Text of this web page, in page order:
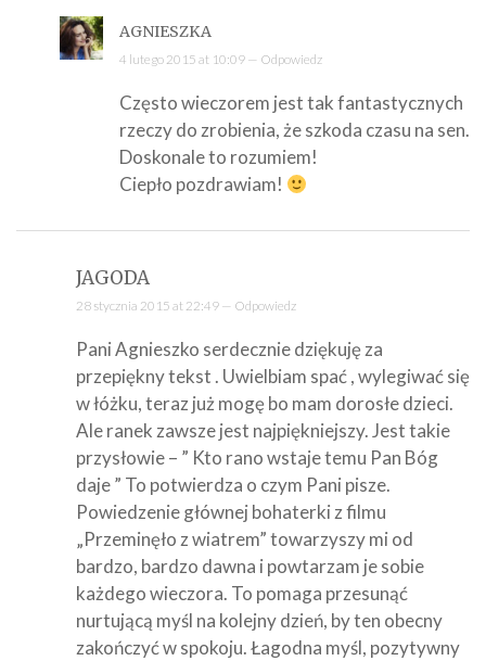
AGNIESZKA
4 lutego 2015 at 10:09 — Odpowiedz
Często wieczorem jest tak fantastycznych
rzeczy do zrobienia, że szkoda czasu na sen.
Doskonale to rozumiem!
Ciepło pozdrawiam!
JAGODA
28 stycznia 2015 at 22:49 — Odpowiedz
Pani Agnieszko serdecznie dziękuję za
przepiękny tekst . Uwielbiam spać , wylegiwać się
w łóżku, teraz już mogę bo mam dorosłe dzieci.
Ale ranek zawsze jest najpiękniejszy. Jest takie
przysłowie – ” Kto rano wstaje temu Pan Bóg
daje ” To potwierdza o czym Pani pisze.
Powiedzenie głównej bohaterki z filmu
„Przeminęło z wiatrem” towarzyszy mi od
bardzo, bardzo dawna i powtarzam je sobie
każdego wieczora. To pomaga przesunąć
nurtującą myśl na kolejny dzień, by ten obecny
zakończyć w spokoju. Łagodna myśl, pozytywny